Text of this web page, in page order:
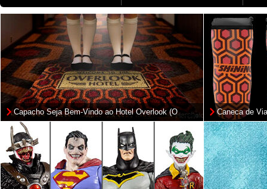
Capacho Seja Bem-Vindo ao Hotel Overlook (O
Iluminado)
Caneca de